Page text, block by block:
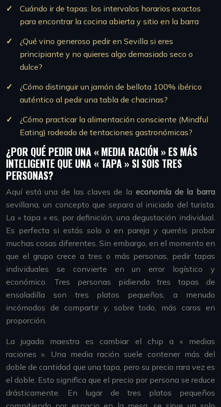
Cuándo ir de tapas: los intervalos horarios exactos
para encontrar la cocina abierta y sitio en la barra
¿Qué vino generoso pedir en Sevilla si eres
principiante y no quieres algo demasiado seco o
dulce?
¿Cómo distinguir un jamón de bellota 100% ibérico
auténtico al pedir una tabla de chacinas?
¿Cómo practicar la alimentación consciente (Mindful
Eating) rodeado de tentaciones gastronómicas?
¿POR QUÉ PEDIR UNA « MEDIA RACIÓN » ES MÁS
INTELIGENTE QUE UNA « TAPA » SI SOIS TRES
PERSONAS?
Aquí está una de las claves de la economía de la barra
sevillana, un concepto que separa al iniciado del turista.
La « tapa » es, por definición, una degustación individual.
Es perfecta si estás solo o en pareja y queréis probar
muchas cosas diferentes. Sin embargo, en el momento en
que el grupo crece a tres o más personas, pedir tapas
individuales se convierte en un error logístico y
económico. Tres personas pidiendo tres tapas de
ensaladilla son tres platos pequeños, a menudo
incómodos de compartir y, sobre todo, más caros en
proporción.
La jugada maestra es cambiar el chip a « medias
raciones ». Una media ración suele contener más del
doble de cantidad que una tapa, pero su precio rara vez es
el doble. Esto significa que el precio por persona se reduce
drásticamente. En lugar de tres platos pequeños